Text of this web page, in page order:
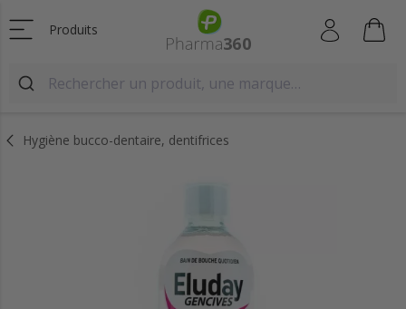
Produits
Hygiène bucco-dentaire, dentifrices